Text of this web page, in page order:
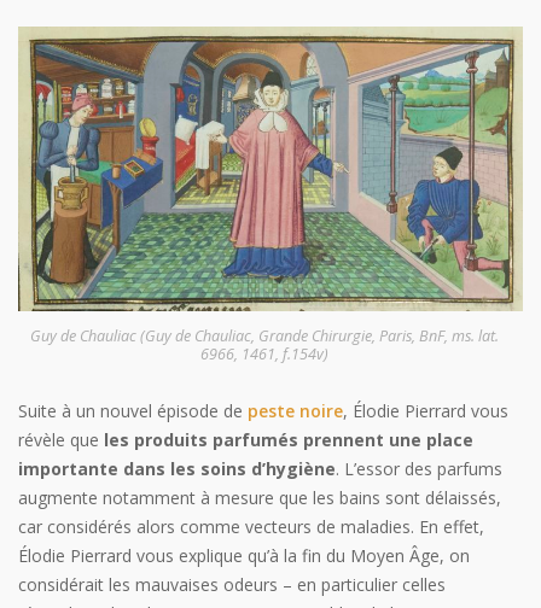
Guy de Chauliac (Guy de Chauliac, Grande Chirurgie, Paris, BnF, ms. lat.
6966, 1461, f.154v)
Suite à un nouvel épisode de peste noire, Élodie Pierrard vous
révèle que les produits parfumés prennent une place
importante dans les soins d’hygiène. L’essor des parfums
augmente notamment à mesure que les bains sont délaissés,
car considérés alors comme vecteurs de maladies. En effet,
Élodie Pierrard vous explique qu’à la fin du Moyen Âge, on
considérait les mauvaises odeurs – en particulier celles